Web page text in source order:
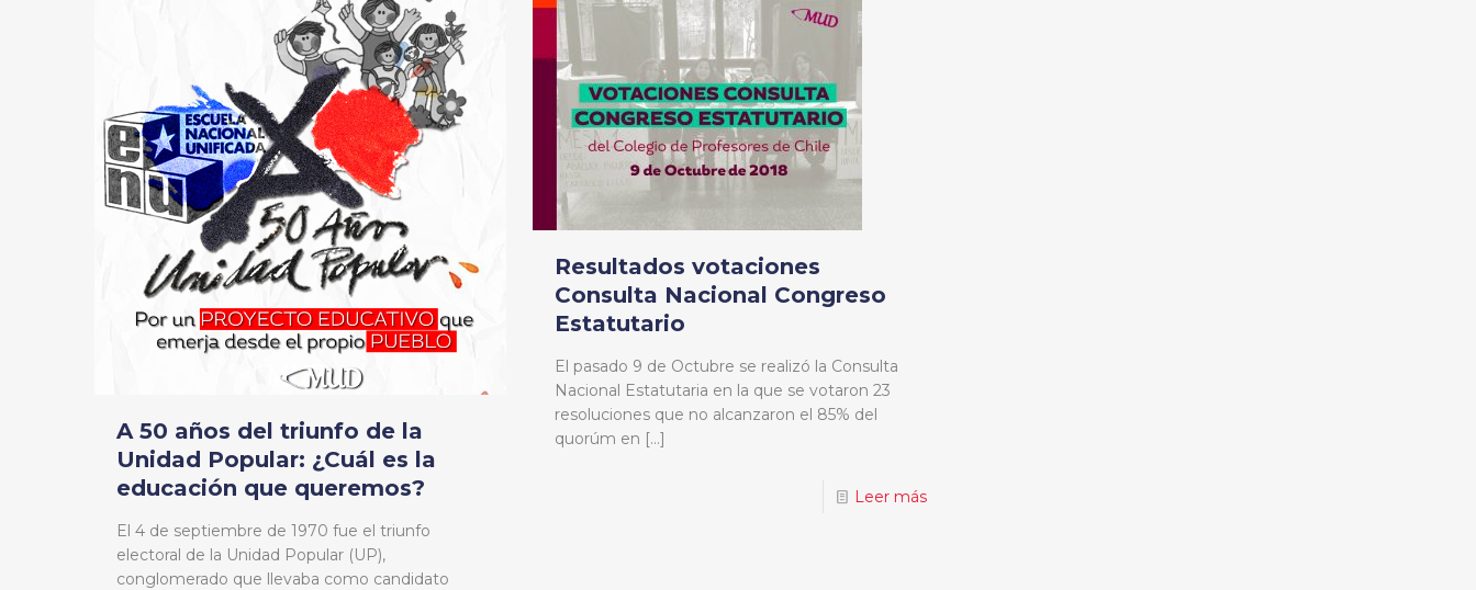
A 50 años del triunfo de la
Unidad Popular: ¿Cuál es la
educación que queremos?
El 4 de septiembre de 1970 fue el triunfo
electoral de la Unidad Popular (UP),
conglomerado que llevaba como candidato
Resultados votaciones
Consulta Nacional Congreso
Estatutario
El pasado 9 de Octubre se realizó la Consulta
Nacional Estatutaria en la que se votaron 23
resoluciones que no alcanzaron el 85% del
quorúm en […]
Leer más